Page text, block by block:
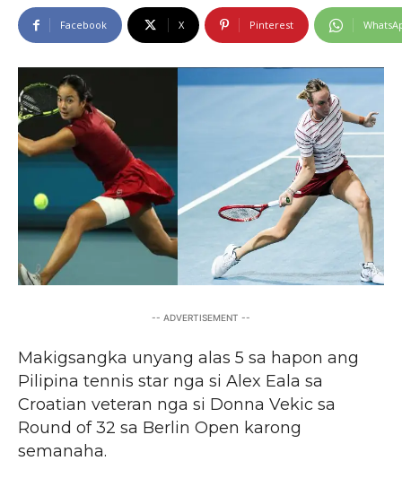
Facebook X Pinterest
-- ADVERTISEMENT --
Makigsangka unyang alas 5 sa hapon ang
Pilipina tennis star nga si Alex Eala sa
Croatian veteran nga si Donna Vekic sa
Round of 32 sa Berlin Open karong
semanaha.